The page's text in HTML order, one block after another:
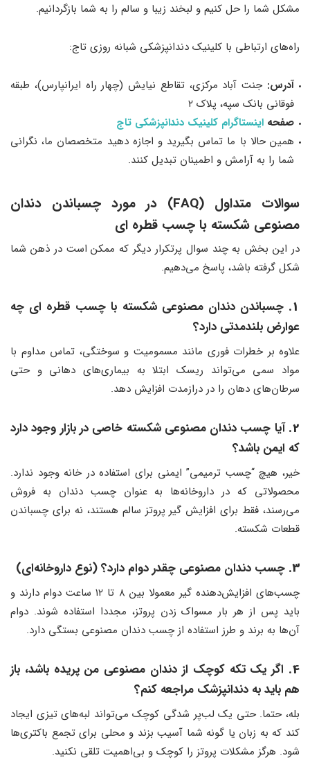
مشکل شما را حل کنیم و لبخند زیبا و سالم را به شما بازگردانیم.
راه‌های ارتباطی با کلینیک دندانپزشکی شبانه روزی تاج:
آدرس: جنت آباد مرکزی، تقاطع نیایش (چهار راه ایرانپارس)، طبقه
فوقانی بانک سپه، پلاک ۲
صفحه اینستاگرام کلینیک دندانپزشکی تاج
همین حالا با ما تماس بگیرید و اجازه دهید متخصصان ما، نگرانی
شما را به آرامش و اطمینان تبدیل کنند.
سوالات متداول (FAQ) در مورد چسباندن دندان
مصنوعی شکسته با چسب قطره ای
در این بخش به چند سوال پرتکرار دیگر که ممکن است در ذهن شما
شکل گرفته باشد، پاسخ می‌دهیم.
1. چسباندن دندان مصنوعی شکسته با چسب قطره ای چه
عوارض بلندمدتی دارد؟
علاوه بر خطرات فوری مانند مسمومیت و سوختگی، تماس مداوم با
مواد سمی می‌تواند ریسک ابتلا به بیماری‌های دهانی و حتی
سرطان‌های دهان را در درازمدت افزایش دهد.
2. آیا چسب دندان مصنوعی شکسته خاصی در بازار وجود دارد
که ایمن باشد؟
خیر، هیچ “چسب ترمیمی” ایمنی برای استفاده در خانه وجود ندارد.
محصولاتی که در داروخانه‌ها به عنوان چسب دندان به فروش
می‌رسند، فقط برای افزایش گیر پروتز سالم هستند، نه برای چسباندن
قطعات شکسته.
3. چسب دندان مصنوعی چقدر دوام دارد؟ (نوع داروخانه‌ای)
چسب‌های افزایش‌دهنده گیر معمولا بین ۸ تا ۱۲ ساعت دوام دارند و
باید پس از هر بار مسواک زدن پروتز، مجددا استفاده شوند. دوام
آن‌ها به برند و طرز استفاده از چسب دندان مصنوعی بستگی دارد.
4. اگر یک تکه کوچک از دندان مصنوعی من پریده باشد، باز
هم باید به دندانپزشک مراجعه کنم؟
بله، حتما. حتی یک لب‌پر شدگی کوچک می‌تواند لبه‌های تیزی ایجاد
کند که به زبان یا گونه شما آسیب بزند و محلی برای تجمع باکتری‌ها
شود. هرگز مشکلات پروتز را کوچک و بی‌اهمیت تلقی نکنید.